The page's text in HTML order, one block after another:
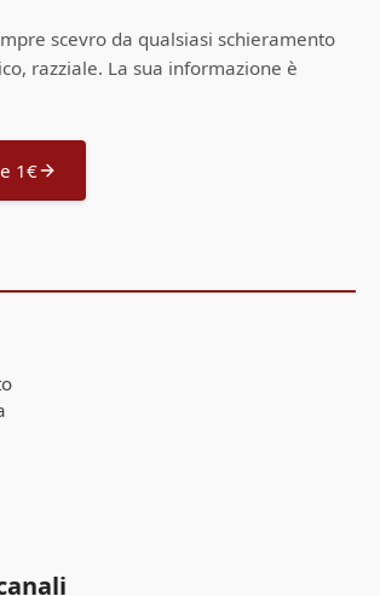
scevro da qualsiasi schieramento
razziale. La sua informazione è
1€